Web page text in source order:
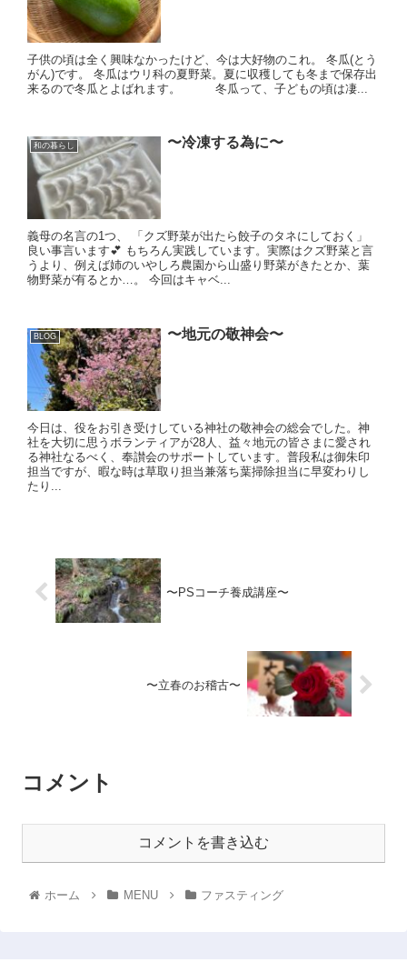
子供の頃は全く興味なかったけど、今は大好物のこれ。 冬瓜(とう
がん)です。 冬瓜はウリ科の夏野菜。夏に収穫しても冬まで保存出
来るので冬瓜とよばれます。 冬瓜って、子どもの頃は凄...
和の暮らし 〜冷凍する為に〜
義母の名言の1つ、 「クズ野菜が出たら餃子のタネにしておく」
良い事言います💕 もちろん実践しています。実際はクズ野菜と言
うより、例えば姉のいやしろ農園から山盛り野菜がきたとか、葉
物野菜が有るとか…。 今回はキャベ...
BLOG 〜地元の敬神会〜
今日は、役をお引き受けしている神社の敬神会の総会でした。神
社を大切に思うボランティアが28人、益々地元の皆さまに愛され
る神社なるべく、奉讃会のサポートしています。普段私は御朱印
担当ですが、暇な時は草取り担当兼落ち葉掃除担当に早変わりし
たり...
〜PSコーチ養成講座〜
〜立春のお稽古〜
コメント
コメントを書き込む
ホーム MENU ファスティング